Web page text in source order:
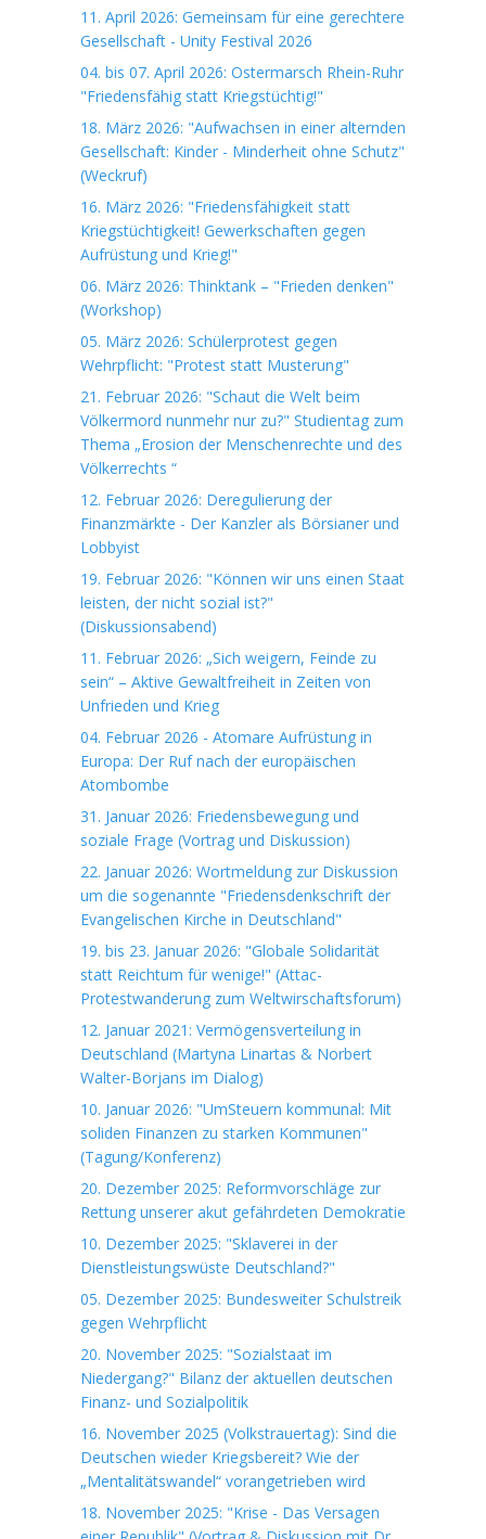
11. April 2026: Gemeinsam für eine gerechtere
Gesellschaft - Unity Festival 2026
04. bis 07. April 2026: Ostermarsch Rhein-Ruhr
"Friedensfähig statt Kriegstüchtig!"
18. März 2026: "Aufwachsen in einer alternden
Gesellschaft: Kinder - Minderheit ohne Schutz"
(Weckruf)
16. März 2026: "Friedensfähigkeit statt
Kriegstüchtigkeit! Gewerkschaften gegen
Aufrüstung und Krieg!"
06. März 2026: Thinktank – "Frieden denken"
(Workshop)
05. März 2026: Schülerprotest gegen
Wehrpflicht: "Protest statt Musterung"
21. Februar 2026: "Schaut die Welt beim
Völkermord nunmehr nur zu?" Studientag zum
Thema „Erosion der Menschenrechte und des
Völkerrechts “
12. Februar 2026: Deregulierung der
Finanzmärkte - Der Kanzler als Börsianer und
Lobbyist
19. Februar 2026: "Können wir uns einen Staat
leisten, der nicht sozial ist?"
(Diskussionsabend)
11. Februar 2026: „Sich weigern, Feinde zu
sein“ – Aktive Gewaltfreiheit in Zeiten von
Unfrieden und Krieg
04. Februar 2026 - Atomare Aufrüstung in
Europa: Der Ruf nach der europäischen
Atombombe
31. Januar 2026: Friedensbewegung und
soziale Frage (Vortrag und Diskussion)
22. Januar 2026: Wortmeldung zur Diskussion
um die sogenannte "Friedensdenkschrift der
Evangelischen Kirche in Deutschland"
19. bis 23. Januar 2026: "Globale Solidarität
statt Reichtum für wenige!" (Attac-
Protestwanderung zum Weltwirschaftsforum)
12. Januar 2021: Vermögensverteilung in
Deutschland (Martyna Linartas & Norbert
Walter-Borjans im Dialog)
10. Januar 2026: "UmSteuern kommunal: Mit
soliden Finanzen zu starken Kommunen"
(Tagung/Konferenz)
20. Dezember 2025: Reformvorschläge zur
Rettung unserer akut gefährdeten Demokratie
10. Dezember 2025: "Sklaverei in der
Dienstleistungswüste Deutschland?"
05. Dezember 2025: Bundesweiter Schulstreik
gegen Wehrpflicht
20. November 2025: "Sozialstaat im
Niedergang?" Bilanz der aktuellen deutschen
Finanz- und Sozialpolitik
16. November 2025 (Volkstrauertag): Sind die
Deutschen wieder Kriegsbereit? Wie der
„Mentalitätswandel“ vorangetrieben wird
18. November 2025: "Krise - Das Versagen